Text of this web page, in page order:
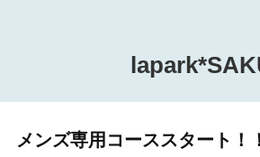
メンズ専用コーススタート！！